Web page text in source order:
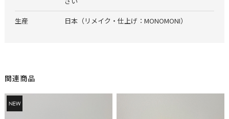
生産 日本（リメイク・仕上げ：MONOMONI）
関連商品